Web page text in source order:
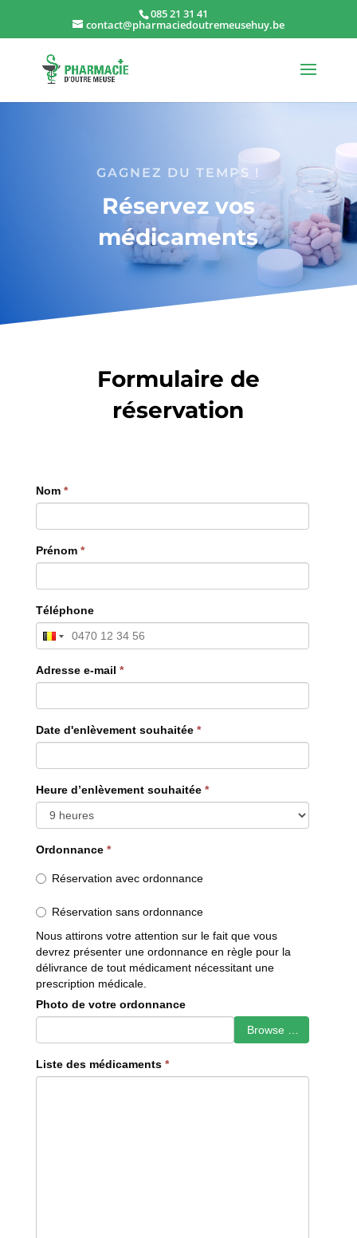
085 21 31 41
contact@pharmaciedoutremeusehuy.be
GAGNEZ DU TEMPS !
Réservez vos
médicaments
Formulaire de
réservation
Nom *
Prénom *
Téléphone
Adresse e-mail *
Date d'enlèvement souhaitée *
Heure d’enlèvement souhaitée *
Ordonnance *
Réservation avec ordonnance
Réservation sans ordonnance
Nous attirons votre attention sur le fait que vous
devrez présenter une ordonnance en règle pour la
délivrance de tout médicament nécessitant une
prescription médicale.
Photo de votre ordonnance
Browse …
Liste des médicaments *